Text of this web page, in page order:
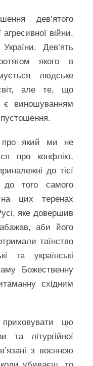
дев’ятого
війни,
Дев’ять
якого в
людське
але те, що
є виношуванням
про який ми не
про конфлікт,
до тієї
того самого
цих теренах
яке довершив
аби його
таїнство
та українські
Божественну
східним
приховувати цю
та літургійної
з воєнною